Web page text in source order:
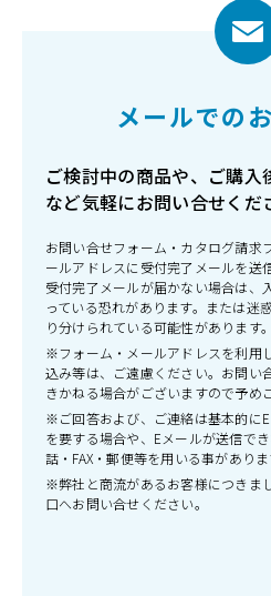
メールでの
ご検討中の商品や、ご購入
など気軽にお問い合せくだ
お問い合せフォーム・カタログ請求
ールアドレスに受付完了メールを送
受付完了メールが届かない場合は、
っている恐れがあります。または迷
り分けられている可能性があります
※フォーム・メールアドレスを利用
込み等は、ご遠慮ください。お問い
きかねる場合がございますので予め
※ご回答および、ご連絡は基本的に
を要する場合や、Eメールが送信で
話・FAX・郵便等を用いる事があり
※弊社と商流があるお客様につきま
口へお問い合せください。